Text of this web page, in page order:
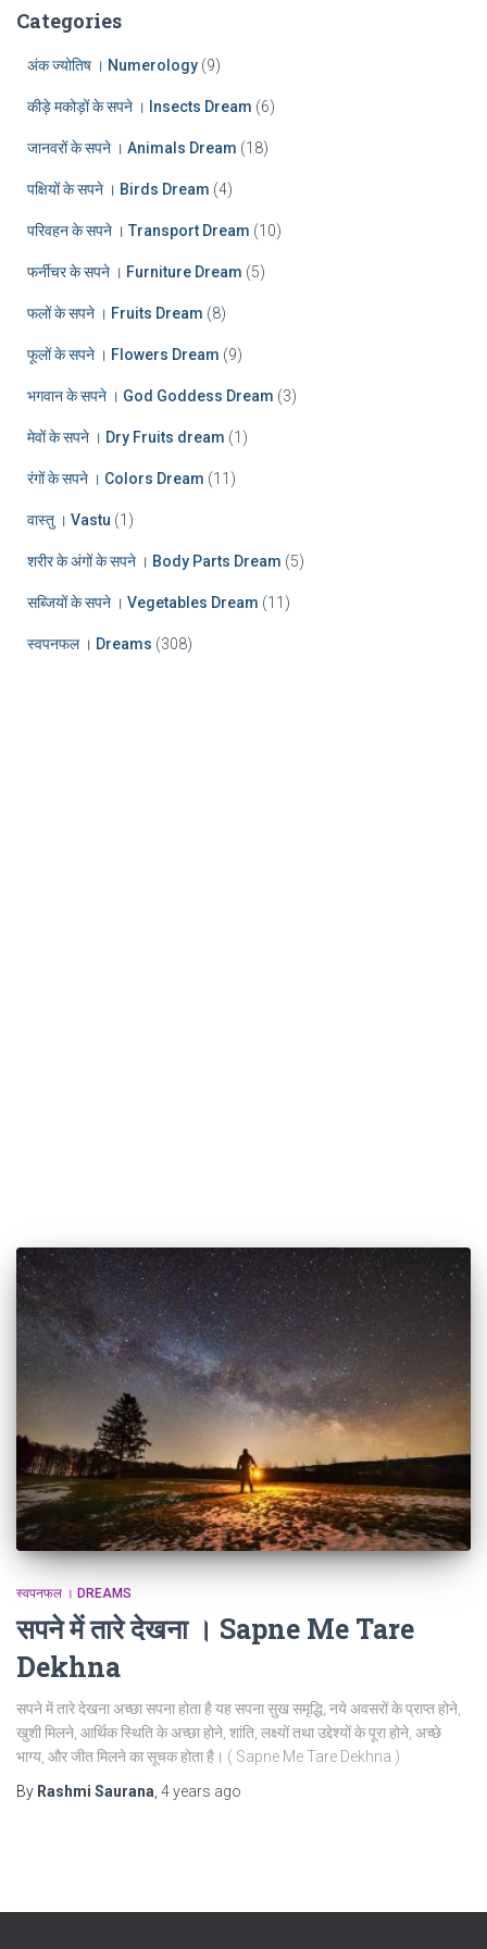
h
Categories
अंक ज्योतिष । Numerology (9)
कीड़े मकोड़ों के सपने । Insects Dream (6)
जानवरों के सपने । Animals Dream (18)
पक्षियों के सपने । Birds Dream (4)
परिवहन के सपने । Transport Dream (10)
फर्नीचर के सपने । Furniture Dream (5)
फलों के सपने । Fruits Dream (8)
फूलों के सपने । Flowers Dream (9)
भगवान के सपने । God Goddess Dream (3)
मेवों के सपने । Dry Fruits dream (1)
रंगों के सपने । Colors Dream (11)
वास्तु । Vastu (1)
शरीर के अंगों के सपने । Body Parts Dream (5)
सब्जियों के सपने । Vegetables Dream (11)
स्वपनफल । Dreams (308)
स्वपनफल । DREAMS
सपने में तारे देखना । Sapne Me Tare
Dekhna
सपने में तारे देखना अच्छा सपना होता है यह सपना सुख समृद्धि, नये अवसरों के प्राप्त होने,
खुशी मिलने, आर्थिक स्थिति के अच्छा होने, शांति, लक्ष्यों तथा उद्देश्यों के पूरा होने, अच्छे
भाग्य, और जीत मिलने का सूचक होता है। ( Sapne Me Tare Dekhna )
By Rashmi Saurana 4 years ago